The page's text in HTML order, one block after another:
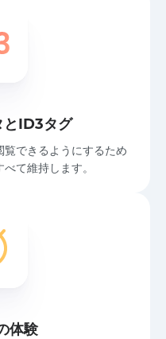
とID3タグ
できるようにするため
て維持します。
体験